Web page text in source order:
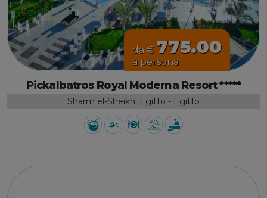
da € 775.00
a persona
Pickalbatros Royal Moderna Resort *****
Sharm el-Sheikh, Egitto - Egitto